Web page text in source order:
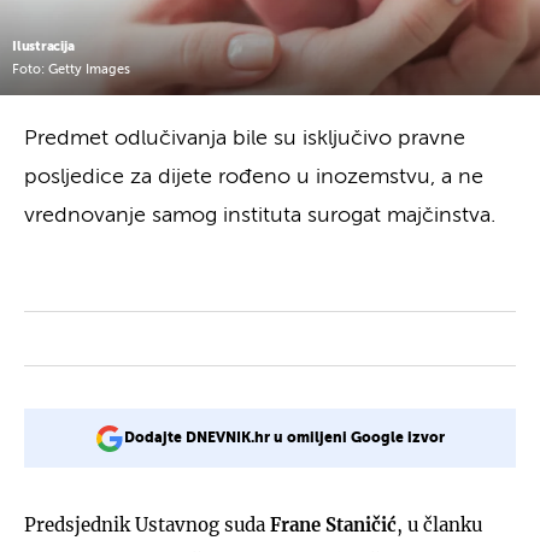
Ilustracija
Foto: Getty Images
Predmet odlučivanja bile su isključivo pravne
posljedice za dijete rođeno u inozemstvu, a ne
vrednovanje samog instituta surogat majčinstva.
Dodajte DNEVNIK.hr u omiljeni Google izvor
Predsjednik Ustavnog suda Frane Staničić, u članku